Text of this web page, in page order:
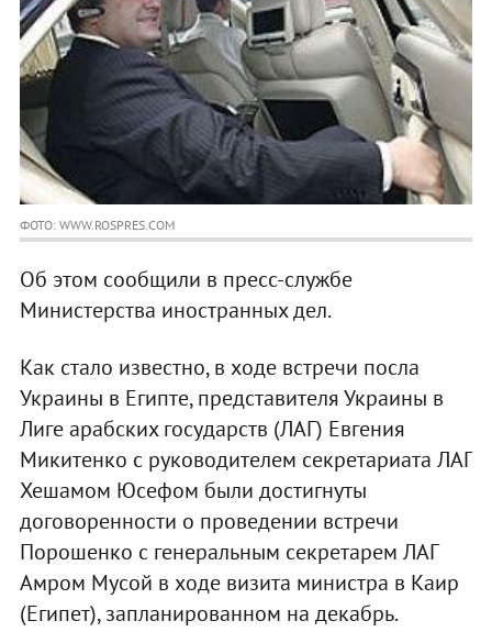
ФОТО: WWW.ROSPRES.COM
Об этом сообщили в пресс-службе
Министерства иностранных дел.
Как стало известно, в ходе встречи посла
Украины в Египте, представителя Украины в
Лиге арабских государств (ЛАГ) Евгения
Микитенко с руководителем секретариата ЛАГ
Хешамом Юсефом были достигнуты
договоренности о проведении встречи
Порошенко с генеральным секретарем ЛАГ
Амром Мусой в ходе визита министра в Каир
(Египет), запланированном на декабрь.